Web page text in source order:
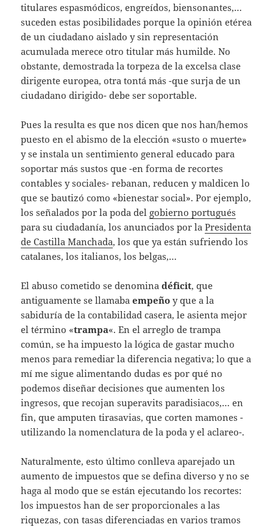
titulares espasmódicos, engreídos, biensonantes,…
suceden estas posibilidades porque la opinión etérea
de un ciudadano aislado y sin representación
acumulada merece otro titular más humilde. No
obstante, demostrada la torpeza de la excelsa clase
dirigente europea, otra tontá más -que surja de un
ciudadano dirigido- debe ser soportable.
Pues la resulta es que nos dicen que nos han/hemos
puesto en el abismo de la elección «susto o muerte»
y se instala un sentimiento general educado para
soportar más sustos que -en forma de recortes
contables y sociales- rebanan, reducen y maldicen lo
que se bautizó como «bienestar social». Por ejemplo,
los señalados por la poda del gobierno portugués
para su ciudadanía, los anunciados por laPresidenta
de Castilla Manchada, los que ya están sufriendo los
catalanes, los italianos, los belgas,…
El abuso cometido se denominadéficit, que
antiguamente se llamabaempeño y que a la
sabiduría de la contabilidad casera, le asienta mejor
el término «trampa«. En el arreglo de trampa
común, se ha impuesto la lógica de gastar mucho
menos para remediar la diferencia negativa; lo que a
mí me sigue alimentando dudas es por qué no
podemos diseñar decisiones que aumenten los
ingresos, que recojan superavits paradisiacos,… en
fin, que amputen tirasavias, que corten mamones -
utilizando la nomenclatura de la poda y el aclareo-.
Naturalmente, esto último conlleva aparejado un
aumento de impuestos que se defina diverso y no se
haga al modo que se están ejecutando los recortes:
los impuestos han de ser proporcionales a las
riquezas, con tasas diferenciadas en varios tramos